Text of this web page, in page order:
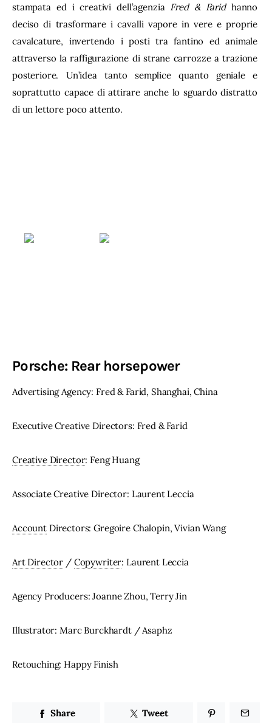
stampata ed i creativi dell’agenzia Fred & Farid hanno
deciso di trasformare i cavalli vapore in vere e proprie
cavalcature, invertendo i posti tra fantino ed animale
attraverso la raffigurazione di strane carrozze a trazione
posteriore. Un’idea tanto semplice quanto geniale e
soprattutto capace di attirare anche lo sguardo distratto
di un lettore poco attento.
Porsche: Rear horsepower
Advertising Agency: Fred & Farid, Shanghai, China
Executive Creative Directors: Fred & Farid
Creative Director: Feng Huang
Associate Creative Director: Laurent Leccia
Account Directors: Gregoire Chalopin, Vivian Wang
Art Director / Copywriter: Laurent Leccia
Agency Producers: Joanne Zhou, Terry Jin
Illustrator: Marc Burckhardt / Asaphz
Retouching: Happy Finish
Share Tweet